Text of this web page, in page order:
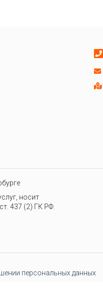
носит
437 (2) ГК РФ.
персональных данных